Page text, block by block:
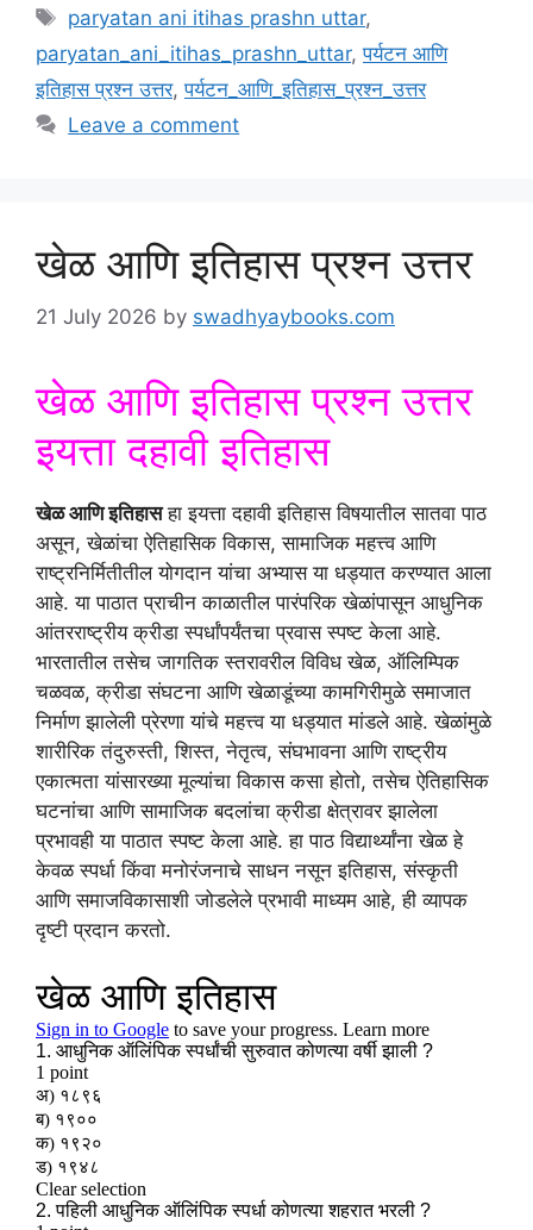
Tags
paryatan ani itihas prashn uttar,
paryatan_ani_itihas_prashn_uttar,पर्यटन आणि
इतिहास प्रश्न उत्तर,पर्यटन_आणि_इतिहास_प्रश्न_उत्तर
Leave a comment
खेळ आणि इतिहास प्रश्न उत्तर
21 July 2026 by swadhyaybooks.com
खेळ आणि इतिहास प्रश्न उत्तर
इयत्ता दहावी इतिहास
खेळ आणि इतिहासहा इयत्ता दहावी इतिहास विषयातील सातवा पाठ
असून, खेळांचा ऐतिहासिक विकास, सामाजिक महत्त्व आणि
राष्ट्रनिर्मितीतील योगदान यांचा अभ्यास या धड्यात करण्यात आला
आहे. या पाठात प्राचीन काळातील पारंपरिक खेळांपासून आधुनिक
आंतरराष्ट्रीय क्रीडा स्पर्धांपर्यंतचा प्रवास स्पष्ट केला आहे.
भारतातील तसेच जागतिक स्तरावरील विविध खेळ, ऑलिम्पिक
चळवळ, क्रीडा संघटना आणि खेळाडूंच्या कामगिरीमुळे समाजात
निर्माण झालेली प्रेरणा यांचे महत्त्व या धड्यात मांडले आहे. खेळांमुळे
शारीरिक तंदुरुस्ती, शिस्त, नेतृत्व, संघभावना आणि राष्ट्रीय
एकात्मता यांसारख्या मूल्यांचा विकास कसा होतो, तसेच ऐतिहासिक
घटनांचा आणि सामाजिक बदलांचा क्रीडा क्षेत्रावर झालेला
प्रभावही या पाठात स्पष्ट केला आहे. हा पाठ विद्यार्थ्यांना खेळ हे
केवळ स्पर्धा किंवा मनोरंजनाचे साधन नसून इतिहास, संस्कृती
आणि समाजविकासाशी जोडलेले प्रभावी माध्यम आहे, ही व्यापक
दृष्टी प्रदान करतो.